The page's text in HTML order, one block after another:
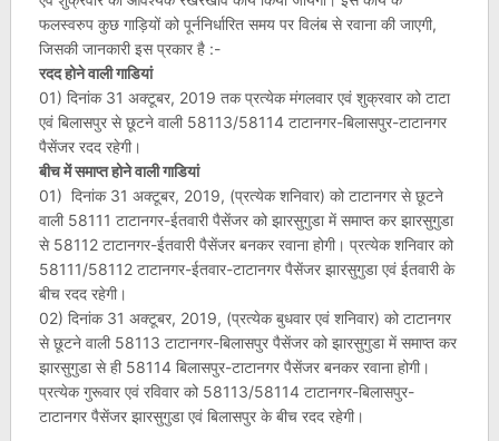
फलस्वरुप कुछ गाड़ियों को पूर्ननिर्धारित समय पर विलंब से रवाना की जाएगी,
जिसकी जानकारी इस प्रकार है :-
रदद होने वाली गाडियां
01) दिनांक 31 अक्टूबर, 2019 तक प्रत्येक मंगलवार एवं शुक्रवार को टाटा
एवं बिलासपुर से छूटने वाली 58113/58114 टाटानगर-बिलासपुर-टाटानगर
पैसेंजर रदद रहेगी।
बीच में समाप्त होने वाली गाडियां
01) दिनांक 31 अक्टूबर, 2019, (प्रत्येक शनिवार) को टाटानगर से छूटने
वाली 58111 टाटानगर-ईतवारी पैसेंजर को झारसुगुडा में समाप्त कर झारसुगुडा
से 58112 टाटानगर-ईतवारी पैसेंजर बनकर रवाना होगी। प्रत्येक शनिवार को
58111/58112 टाटानगर-ईतवार-टाटानगर पैसेंजर झारसुगुडा एवं ईतवारी के
बीच रदद रहेगी।
02) दिनांक 31 अक्टूबर, 2019, (प्रत्येक बुधवार एवं शनिवार) को टाटानगर
से छूटने वाली 58113 टाटानगर-बिलासपुर पैसेंजर को झारसुगुडा में समाप्त कर
झारसुगुडा से ही 58114 बिलासपुर-टाटानगर पैसेंजर बनकर रवाना होगी।
प्रत्येक गुरूवार एवं रविवार को 58113/58114 टाटानगर-बिलासपुर-
टाटानगर पैसेंजर झारसुगुडा एवं बिलासपुर के बीच रदद रहेगी।